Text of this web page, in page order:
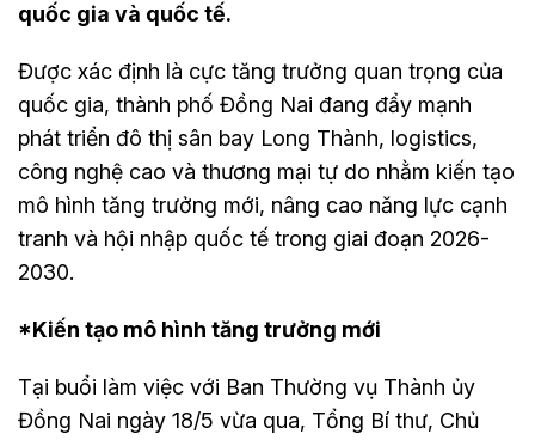
quốc gia và quốc tế.
Được xác định là cực tăng trưởng quan trọng của
quốc gia, thành phố Đồng Nai đang đẩy mạnh
phát triển đô thị sân bay Long Thành, logistics,
công nghệ cao và thương mại tự do nhằm kiến tạo
mô hình tăng trưởng mới, nâng cao năng lực cạnh
tranh và hội nhập quốc tế trong giai đoạn 2026-
2030.
*Kiến tạo mô hình tăng trưởng mới
Tại buổi làm việc với Ban Thường vụ Thành ủy
Đồng Nai ngày 18/5 vừa qua, Tổng Bí thư, Chủ